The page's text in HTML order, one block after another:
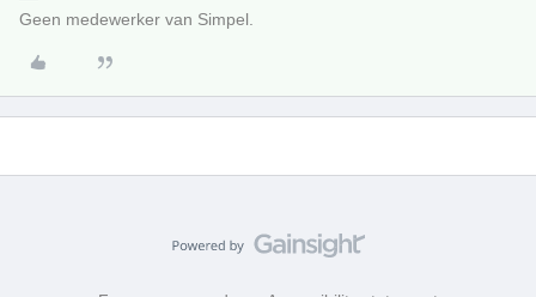
Geen medewerker van Simpel.